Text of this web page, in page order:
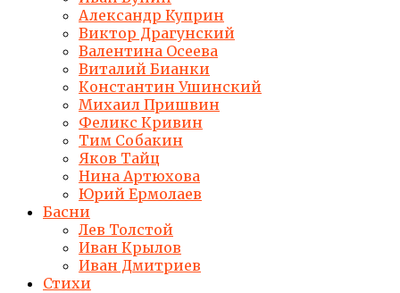
Александр Куприн
Виктор Драгунский
Валентина Осеева
Виталий Бианки
Константин Ушинский
Михаил Пришвин
Феликс Кривин
Тим Собакин
Яков Тайц
Нина Артюхова
Юрий Ермолаев
Басни
Лев Толстой
Иван Крылов
Иван Дмитриев
Стихи